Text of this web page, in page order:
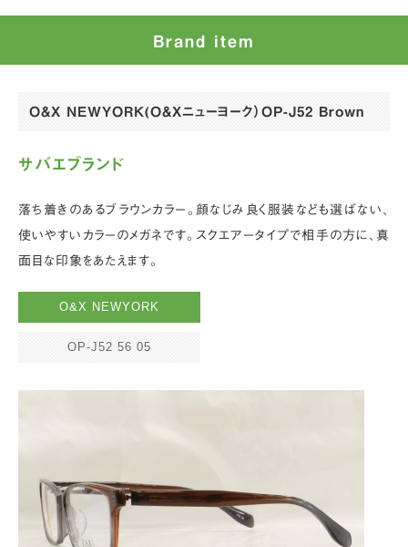
Brand item
O&X NEWYORK(O&Xニューヨーク）OP-J52 Brown
サバエブランド
落ち着きのあるブラウンカラー。顔なじみ良く服装なども選ばない、
使いやすいカラーのメガネです。スクエアータイプで相手の方に、真
面目な印象をあたえます。
O&X NEWYORK
OP-J52 56 05